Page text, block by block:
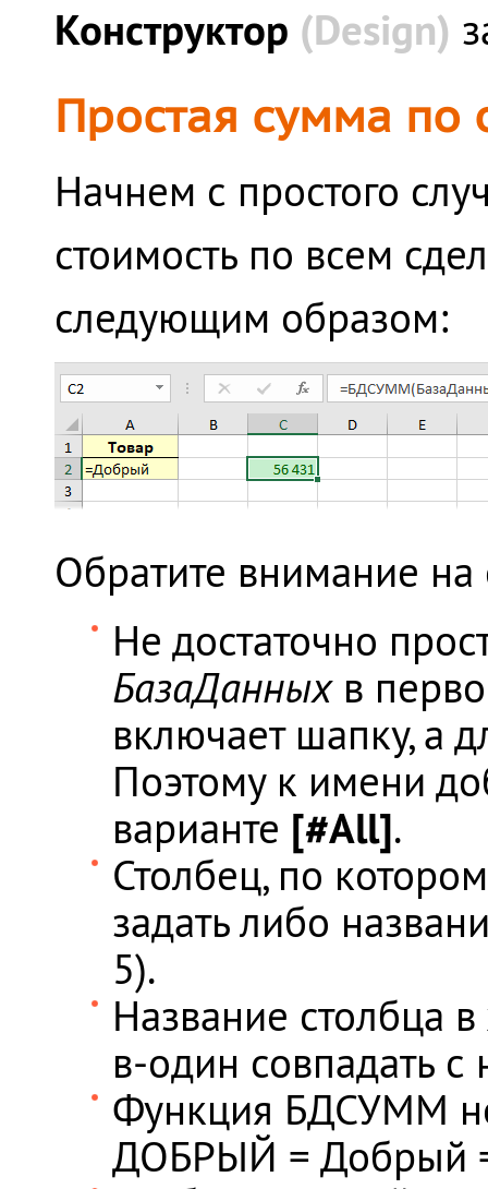
Конструктор (Design)
Простая сумма по
Начнем с простого
стоимость по всем
следующим образом:
Обратите внимание
Не достаточно
БазаДанныхв
включает шапку, а
Поэтому к имени
варианте [#All].
Столбец, по
задать либо
5).
Название столбца
в-один совпадать
Функция БДСУММ
ДОБРЫЙ = Добрый